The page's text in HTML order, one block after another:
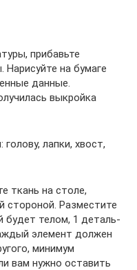
прибавьте
на бумаге
данные.
выкройка
лапки, хвост,
ткань на столе,
стороной. Разместите
будет телом, 1 деталь-
элемент должен
минимум
вам нужно оставить